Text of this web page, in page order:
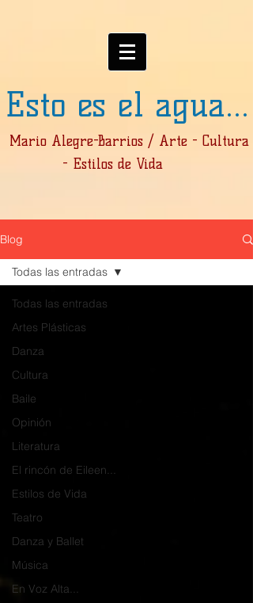
Esto es el agua...
Mario Alegre-Barrios / Arte - Cultura
- Estilos de Vida
Blog
Todas las entradas
Artes Plásticas
Danza
Cultura
Baile
Opinión
Literatura
El rincón de Eileen...
Estilos de Vida
Teatro
Danza y Ballet
Música
En Voz Alta...
Todas las entradas